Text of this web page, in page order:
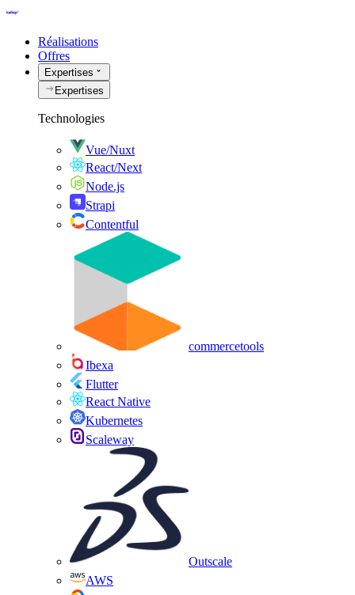
Réalisations
Offres
Expertises
Expertises
Technologies
Vue/Nuxt
React/Next
Node.js
Strapi
Contentful
commercetools
Ibexa
Flutter
React Native
Kubernetes
Scaleway
Outscale
AWS